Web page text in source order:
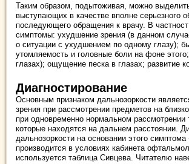
Таким образом, подытоживая, можно
выступающих в качестве вполне серьезного
последующего обращения к врачу. В
симптомы: ухудшение зрения (в данном
о ситуации с ухудшением по одному глазу);
утомляемость и головные боли на фоне
глазах); ощущение песка в глазах; развитие
Диагностирование
Основным признаком дальнозоркости
зрения при рассмотрении предметов на
при одновременно нормальном рассмотрении
которые находятся на дальнем расстоянии.
дальнозоркости на основании этого симптома
производится в условиях кабинета
используется таблица Сивцева. Читателю